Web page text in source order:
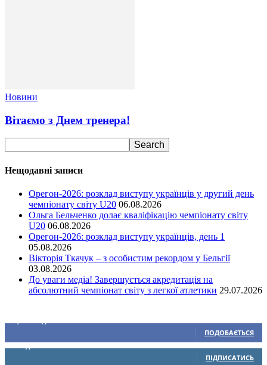
Новини
Вітаємо з Днем тренера!
Нещодавні записи
Орегон-2026: розклад виступу українців у другий день
чемпіонату світу U20 06.08.2026
Ольга Бельченко долає кваліфікацію чемпіонату світу
U20 06.08.2026
Орегон-2026: розклад виступу українців, день 1
05.08.2026
Вікторія Ткачук – з особистим рекордом у Бельгії
03.08.2026
До уваги медіа! Завершується акредитація на
абсолютний чемпіонат світу з легкої атлетики 29.07.2026
ПОДОБАЄТЬСЯ
0 Підписників
ПІДПИСАТИСЬ